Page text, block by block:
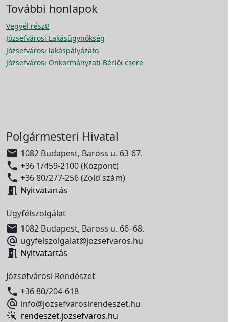
További honlapok
Vegyél részt!
Józsefvárosi Lakásügynökség
Józsefvárosi lakáspályázato
Józsefvárosi Önkormányzati Bérlői csere
Polgármesteri Hivatal
 1082 Budapest, Baross u. 63-67.
 +36 1/459-2100 (Központ)
 +36 80/277-256 (Zöld szám)
 Nyitvatartás
Ügyfélszolgálat
 1082 Budapest, Baross u. 66–68.
 ugyfelszolgalat@jozsefvaros.hu
 Nyitvatartás
Józsefvárosi Rendészet
 +36 80/204-618
 info@jozsefvarosirendeszet.hu
rendeszet.jozsefvaros.hu